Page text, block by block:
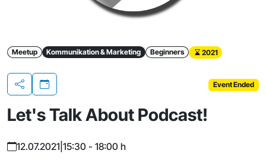
Meetup Kommunikation & Marketing Beginners 2021
Share
Event Ended
Let's Talk About Podcast!
12.07.2021 15:30 - 18:00 h